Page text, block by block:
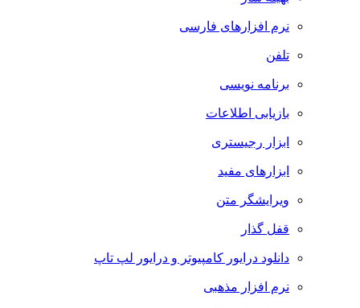
نرم افزارهای فارسی
تلفن
برنامه نویسی
بازیابی اطلاعات
ابزار رجیستری
ابزارهای مفید
ویرایشگر متن
قفل گذار
دانلود درایور کامپیوتر و درایور لپ تاپ
نرم افزار مذهبی